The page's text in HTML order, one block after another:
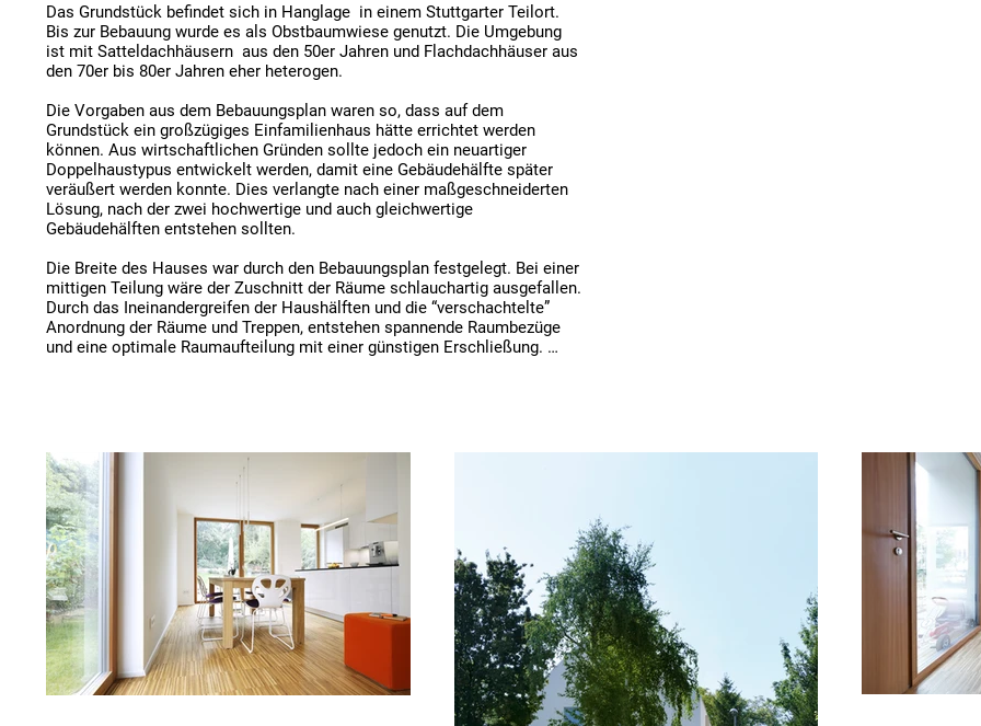
Das Grundstück befindet sich in Hanglage  in einem Stuttgarter Teilort.
Bis zur Bebauung wurde es als Obstbaumwiese genutzt. Die Umgebung
ist mit Satteldachhäusern  aus den 50er Jahren und Flachdachhäuser aus
den 70er bis 80er Jahren eher heterogen.
Die Vorgaben aus dem Bebauungsplan waren so, dass auf dem
Grundstück ein großzügiges Einfamilienhaus hätte errichtet werden
können. Aus wirtschaftlichen Gründen sollte jedoch ein neuartiger
Doppelhaustypus entwickelt werden, damit eine Gebäudehälfte später
veräußert werden konnte. Dies verlangte nach einer maßgeschneiderten
Lösung, nach der zwei hochwertige und auch gleichwertige
Gebäudehälften entstehen sollten.
Die Breite des Hauses war durch den Bebauungsplan festgelegt. Bei einer
mittigen Teilung wäre der Zuschnitt der Räume schlauchartig ausgefallen.
Durch das Ineinandergreifen der Haushälften und die “verschachtelte”
Anordnung der Räume und Treppen, entstehen spannende Raumbezüge
und eine optimale Raumaufteilung mit einer günstigen Erschließung.
nach oben. Vom Erdgeschoss aus öffnet sich die Wohnebene in
südöstlicher Richtung auf breiter Front zum Garten und in nordwestlicher
Richtung mit weitem Blick ins Tal.
Das Gebäude sollte dabei jedoch nicht als zwei aneinandergebaute
Doppelhaushälften erscheinen, sondern sich als eine Einheit in die
Umgebung einfügen. Durch die Giebelständigkeit und das Hanggeschoss
wirkt das Haus höher und integriert sich damit gut in die Reihe der
Nachbargebäude. Die wechselnden großen Öffnungen und großen
geschlossenen Wandflächen gestalten die Fassade spannend und lenken
den Blick von Innen auf besondere Aussichtspunkte.